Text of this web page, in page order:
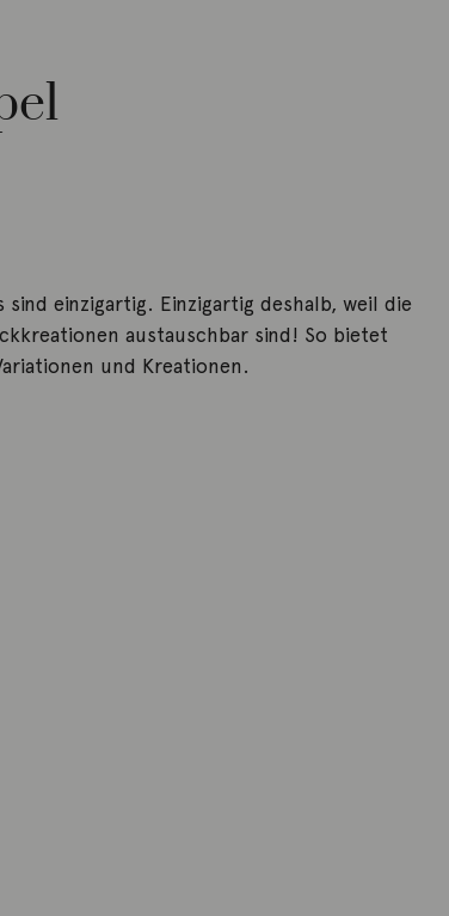
einzigartig. Einzigartig deshalb, weil die
austauschbar sind! So bietet
und Kreationen.